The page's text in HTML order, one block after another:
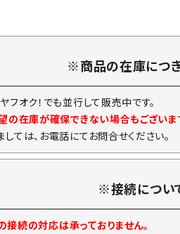
※商品の在庫につ
オク！でも並行して販売中です。
の在庫が確保できない場合もございま
ては、お電話にてお問合せください。
※接続につい
の接続の対応は承っておりません。